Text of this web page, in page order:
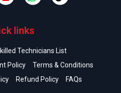
links
Technicians List
Policy
Terms & Conditions
Refund Policy FAQs